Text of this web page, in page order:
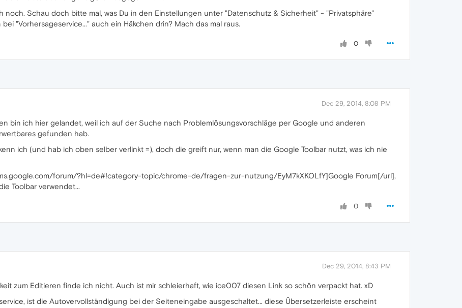
noch. Schau doch bitte mal, was Du in den Einstellungen unter "Datenschutz & Sicherheit" - "Privatsphäre"
"Vorhersageservice..." auch ein Häkchen drin? Mach das mal raus.
0
Dec 29, 2014, 8:08 PM
bin ich hier gelandet, weil ich auf der Suche nach Problemlösungsvorschläge per Google und anderen
gefunden hab.
ich (und hab ich oben selber verlinkt =), doch die greift nur, wenn man die Google Toolbar nutzt, was ich nie
forum/?hl=de#!category-topic/chrome-de/fragen-zur-nutzung/EyM7kXKOLfY]Google Forum[/url],
Toolbar verwendet...
0
Dec 29, 2014, 8:43 PM
zum Editieren finde ich nicht. Auch ist mir schleierhaft, wie ice007 diesen Link so schön verpackt hat. xD
ist die Autovervollständigung bei der Seiteneingabe ausgeschaltet... diese Übersetzerleiste erscheint